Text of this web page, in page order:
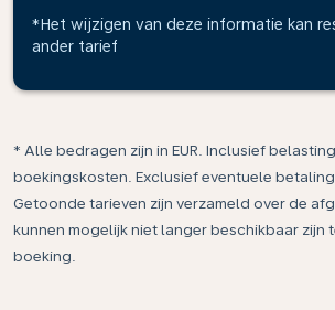
*Het wijzigen van deze informatie kan
ander tarief
* Alle bedragen zijn in EUR. Inclusief
boekingskosten. Exclusief eventuele
Getoonde tarieven zijn verzameld over de
kunnen mogelijk niet langer beschikbaar zijn
boeking.